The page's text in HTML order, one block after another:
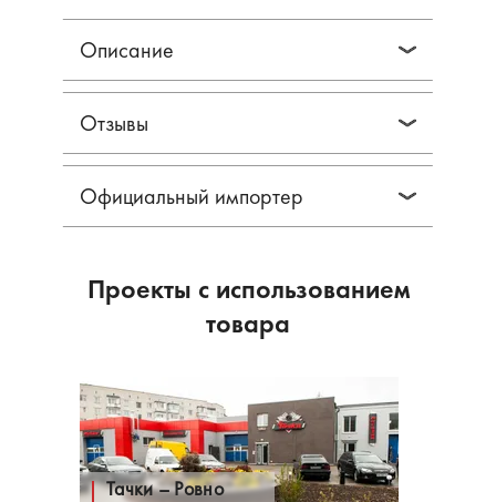
Описание
Отзывы
Официальный импортер
Проекты с использованием
товара
Тачки – Ровно